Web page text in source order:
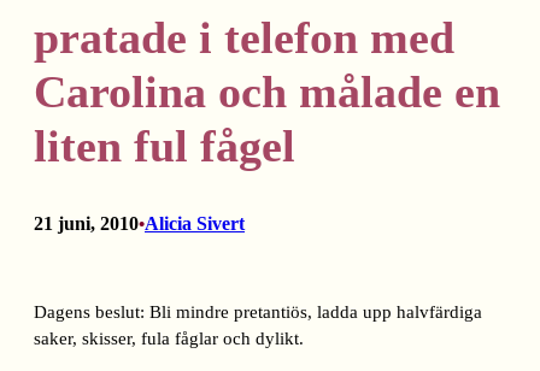
pratade i telefon med
Carolina och målade en
liten ful fågel
21 juni, 2010•Alicia Sivert
Dagens beslut: Bli mindre pretantiös, ladda upp halvfärdiga
saker, skisser, fula fåglar och dylikt.